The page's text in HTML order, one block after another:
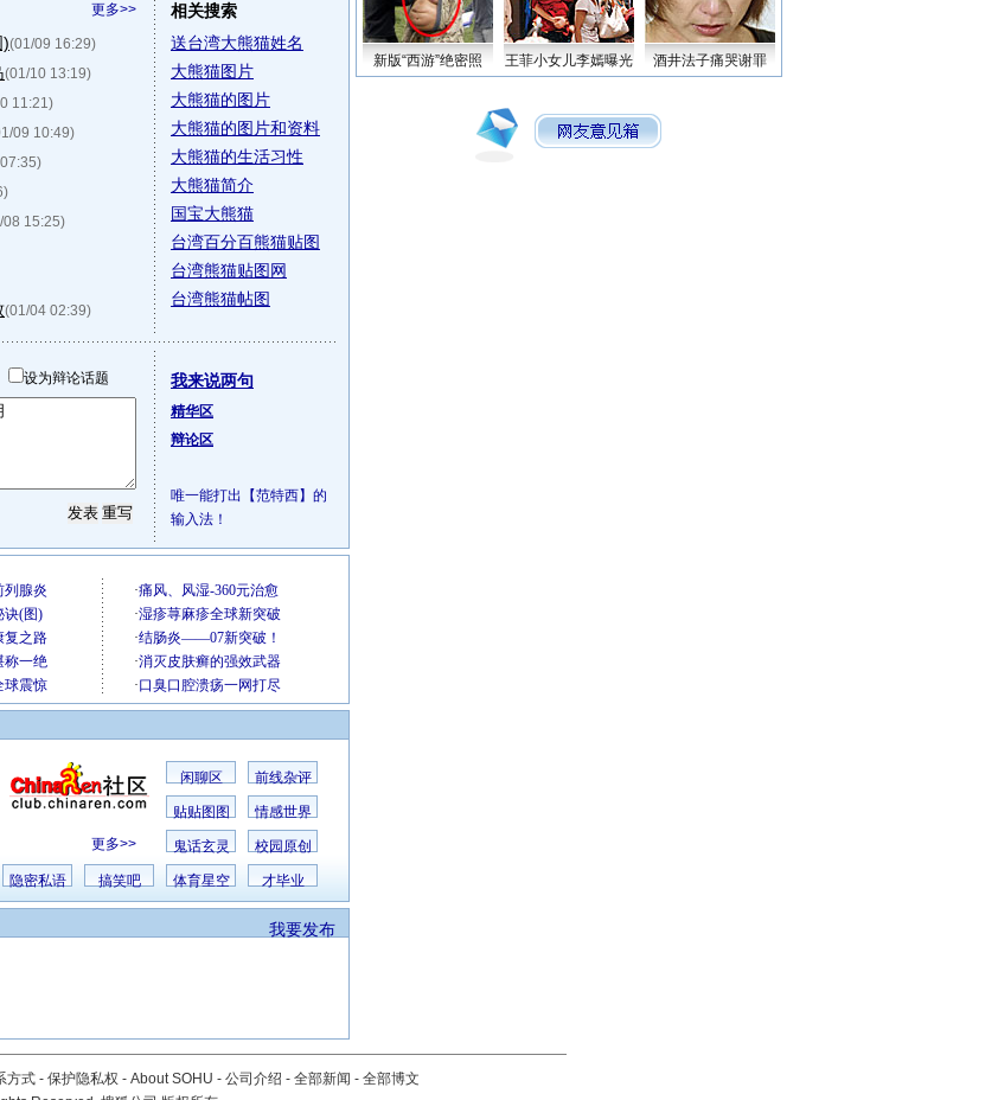
更多>>
)(01/09 16:29)
(01/10 13:19)
11:21)
09 10:49)
08 15:25)
(01/04 02:39)
相关搜索
送台湾大熊猫姓名
大熊猫图片
大熊猫的图片
大熊猫的图片和资料
大熊猫的生活习性
大熊猫简介
国宝大熊猫
台湾百分百熊猫贴图
台湾熊猫贴图网
台湾熊猫帖图
设为辩论话题 我来说两句
精华区
辩论区
唯一能打出【范特西】的
输入法！
更多>>
闲聊区 前线杂评
贴贴图图 情感世界
鬼话玄灵 校园原创
隐密私语 搞笑吧 体育星空 才毕业
我要发布
新版“西游”绝密照 王菲小女儿李嫣曝光 酒井法子痛哭谢罪
方式 - 保护隐私权 - About SOHU - 公司介绍 - 全部新闻 - 全部博文